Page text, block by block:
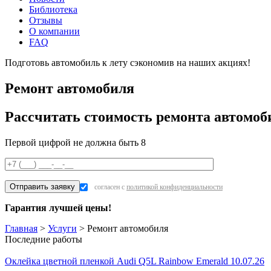
Библиотека
Отзывы
О компании
FAQ
Подготовь автомобиль к лету сэкономив на наших акциях!
Ремонт автомобиля
Рассчитать стоимость ремонта
Первой цифрой не должна быть 8
согласен с политикой конфиденциальности
Гарантия лучшей цены!
Главная > Услуги > Ремонт автомобиля
Последние работы
Оклейка цветной пленкой Audi Q5L Rainbow Emerald 10.07.26